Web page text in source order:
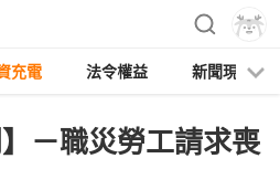
充電 法令權益 新聞現場
】－職災勞工請求喪